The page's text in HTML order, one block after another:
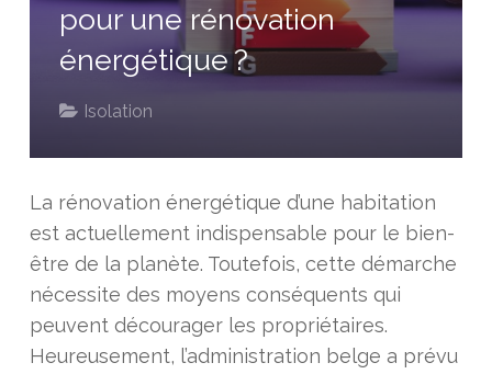
pour une rénovation
énergétique ?
Isolation
La rénovation énergétique d’une habitation
est actuellement indispensable pour le bien-
être de la planète. Toutefois, cette démarche
nécessite des moyens conséquents qui
peuvent décourager les propriétaires.
Heureusement, l’administration belge a prévu